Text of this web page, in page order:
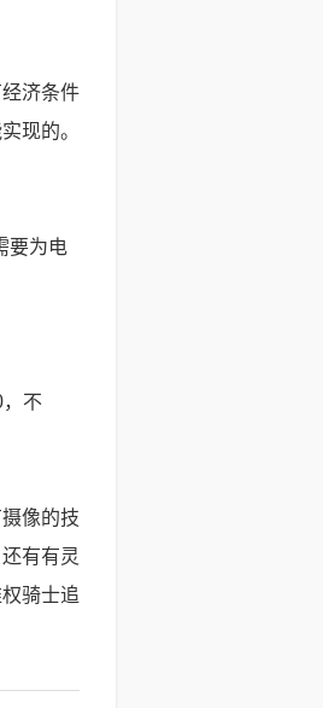
济条件
现的。
要为电
不
像的技
有有灵
骑士追